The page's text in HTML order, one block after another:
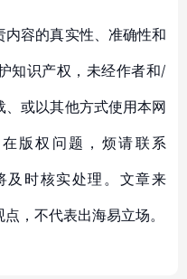
容的真实性、准确性和
知识产权，未经作者和/
或以其他方式使用本网
版权问题，烦请联系
及时核实处理。文章来
，不代表出海易立场。